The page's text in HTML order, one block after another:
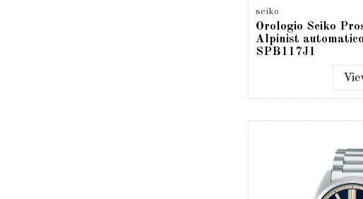
seiko
Orologio Seiko
Alpinist automatico
SPB117J1